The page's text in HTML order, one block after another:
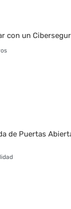
con un
de Puertas